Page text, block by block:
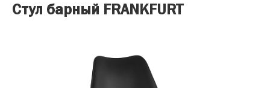
Стул барный FRANKFURT